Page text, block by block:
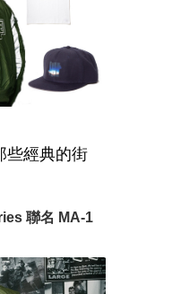
些經典的街
聯名 MA-1